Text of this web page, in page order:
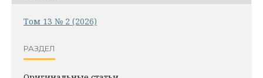
Том 13 № 2 (2026)
РАЗДЕЛ